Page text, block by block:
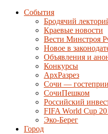
События
Бродячий
Краевые новости
Вести Минстроя
Новое в
Объявления и
Конкурсы
АрхРазрез
Сочи —
СочиПешком
Российский
FIFA World Cup
Эко-Берег
Город